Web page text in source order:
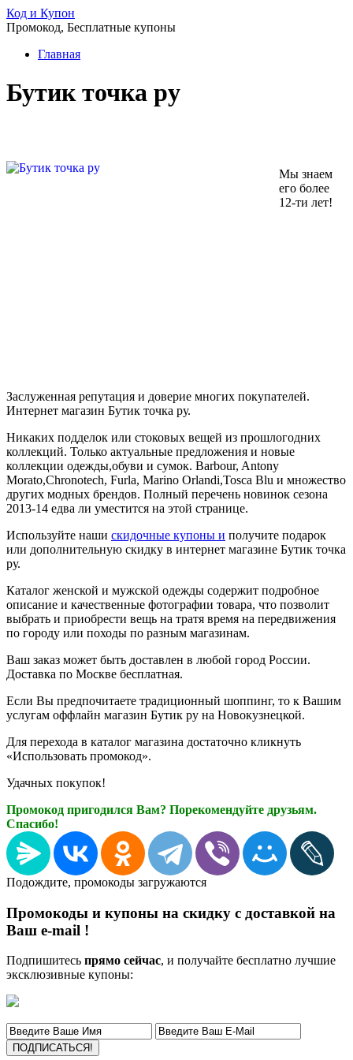
Код и Купон
Промокод, Бесплатные купоны
Главная
Бутик точка ру
Мы знаем
его более
12-ти лет!
Заслуженная репутация и доверие многих покупателей.
Интернет магазин Бутик точка ру.
Никаких подделок или стоковых вещей из прошлогодних
коллекций. Только актуальные предложения и новые
коллекции одежды,обуви и сумок. Barbour, Antony
Morato,Chronotech, Furla, Marino Orlandi,Tosca Blu и множество
других модных брендов. Полный перечень новинок сезона
2013-14 едва ли уместится на этой странице.
Используйте наши скидочные купоны и получите подарок
или дополнительную скидку в интернет магазине Бутик точка
ру.
Каталог женской и мужской одежды содержит подробное
описание и качественные фотографии товара, что позволит
выбрать и приобрести вещь на тратя время на передвижения
по городу или походы по разным магазинам.
Ваш заказ может быть доставлен в любой город России.
Доставка по Москве бесплатная.
Если Вы предпочитаете традиционный шоппинг, то к Вашим
услугам оффлайн магазин Бутик ру на Новокузнецкой.
Для перехода в каталог магазина достаточно кликнуть
«Использовать промокод».
Удачных покупок!
Промокод пригодился Вам? Порекомендуйте друзьям.
Спасибо!
Подождите, промокоды загружаются
Промокоды и купоны на скидку с доставкой на
Ваш e-mail !
Подпишитесь прямо сейчас, и получайте бесплатно лучшие
эксклюзивные купоны: